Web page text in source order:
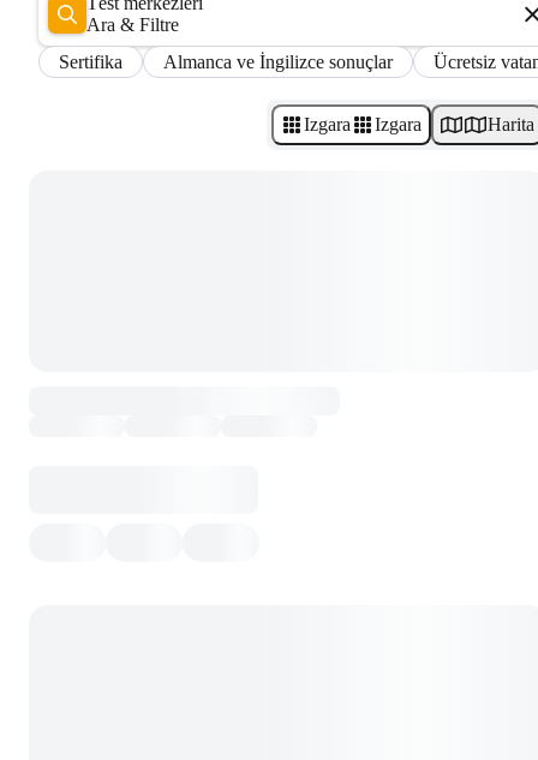
Ara & Filtre
Sertifika
Almanca ve İngilizce sonuçlar Ücretsiz
Izgara Izgara Harita